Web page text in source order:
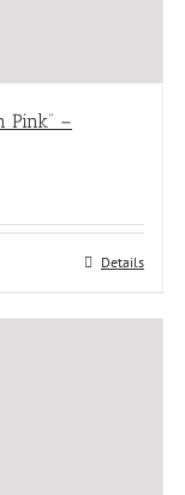
Pink” –
Details